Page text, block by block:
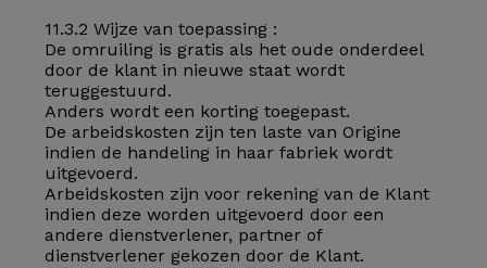
11.3.2 Wijze van toepassing :
De omruiling is gratis als het oude onderdeel
door de klant in nieuwe staat wordt
teruggestuurd.
Anders wordt een korting toegepast.
De arbeidskosten zijn ten laste van Origine
indien de handeling in haar fabriek wordt
uitgevoerd.
Arbeidskosten zijn voor rekening van de Klant
indien deze worden uitgevoerd door een
andere dienstverlener, partner of
dienstverlener gekozen door de Klant.